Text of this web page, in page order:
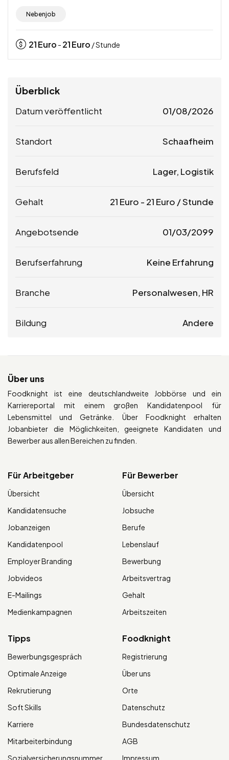
Nebenjob
21Euro - 21Euro / Stunde
Überblick
Datum veröffentlicht 01/08/2026
Standort Schaafheim
Berufsfeld Lager, Logistik
Gehalt 21 Euro - 21 Euro / Stunde
Angebotsende 01/03/2099
Berufserfahrung Keine Erfahrung
Branche Personalwesen, HR
Bildung Andere
Über uns
Foodknight ist eine deutschlandweite Jobbörse und ein
Karriereportal mit einem großen Kandidatenpool für
Lebensmittel und Getränke. Über Foodknight erhalten
Jobanbieter die Möglichkeiten, geeignete Kandidaten und
Bewerber aus allen Bereichen zu finden.
Für Arbeitgeber
Übersicht
Kandidatensuche
Jobanzeigen
Kandidatenpool
Employer Branding
Jobvideos
E-Mailings
Medienkampagnen
Für Bewerber
Übersicht
Jobsuche
Berufe
Lebenslauf
Bewerbung
Arbeitsvertrag
Gehalt
Arbeitszeiten
Tipps
Bewerbungsgespräch
Optimale Anzeige
Rekrutierung
Soft Skills
Karriere
Mitarbeiterbindung
Sozialversicherungsnummer
Foodknight
Registrierung
Über uns
Orte
Datenschutz
Bundesdatenschutz
AGB
Impressum